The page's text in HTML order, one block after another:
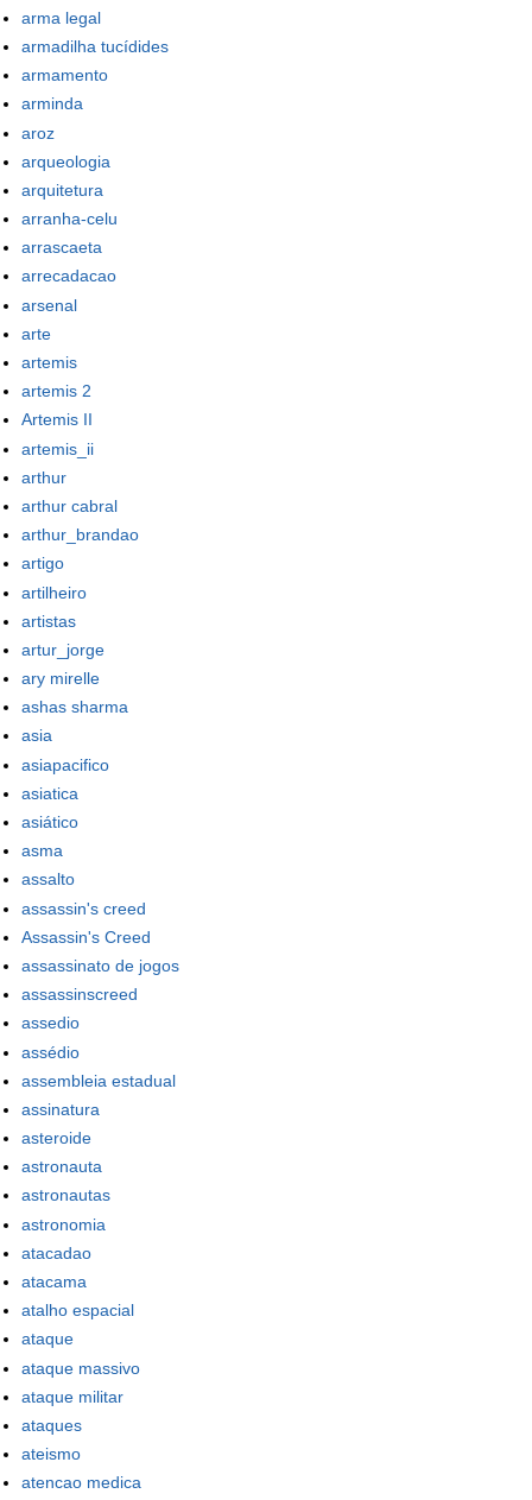
arma legal
armadilha tucídides
armamento
arminda
aroz
arqueologia
arquitetura
arranha-celu
arrascaeta
arrecadacao
arsenal
arte
artemis
artemis 2
Artemis II
artemis_ii
arthur
arthur cabral
arthur_brandao
artigo
artilheiro
artistas
artur_jorge
ary mirelle
ashas sharma
asia
asiapacifico
asiatica
asiático
asma
assalto
assassin's creed
Assassin's Creed
assassinato de jogos
assassinscreed
assedio
assédio
assembleia estadual
assinatura
asteroide
astronauta
astronautas
astronomia
atacadao
atacama
atalho espacial
ataque
ataque massivo
ataque militar
ataques
ateismo
atencao medica